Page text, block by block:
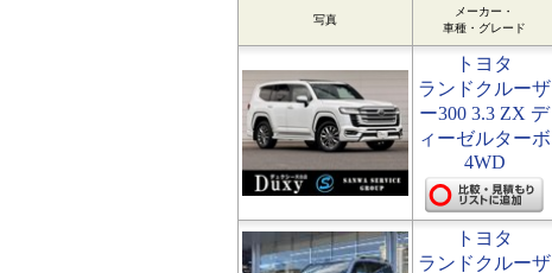
写真
メーカー・
車種・グレード
トヨタ
ランドクルーザ
ー300 3.3 ZX デ
ィーゼルターボ
4WD
トヨタ
ランドクルーザ